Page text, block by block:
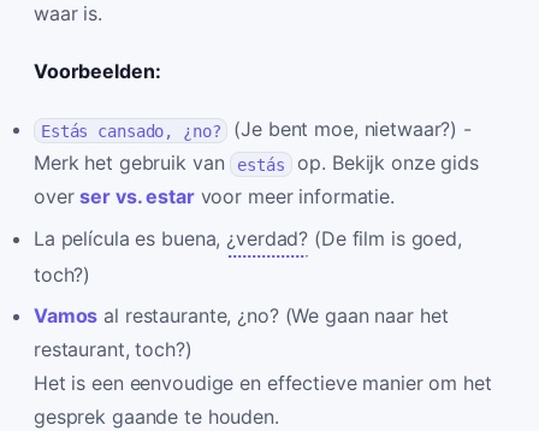
waar is.
Voorbeelden:
Estás cansado, ¿no?
(Je bent moe, nietwaar?) -
Merk het gebruik van estás op. Bekijk onze gids
overser vs. estarvoor meer informatie.
La película es buena, ¿verdad? (De film is goed,
toch?)
Vamos al restaurante, ¿no? (We gaan naar het
restaurant, toch?)
Het is een eenvoudige en effectieve manier om het
gesprek gaande te houden.